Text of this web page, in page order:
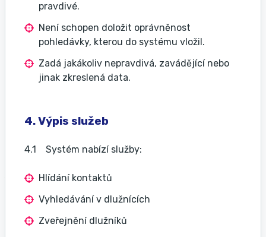
pravdivé.
Není schopen doložit oprávněnost
pohledávky, kterou do systému vložil.
Zadá jakákoliv nepravdivá, zavádějící nebo
jinak zkreslená data.
4. Výpis služeb
4.1 Systém nabízí služby:
Hlídání kontaktů
Vyhledávání v dlužnících
Zveřejnění dlužníků